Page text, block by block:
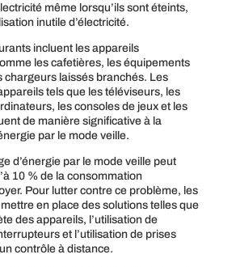
même lorsqu’ils sont éteints,
inutile d’électricité.
incluent les appareils
les cafetières, les équipements
chargeurs laissés branchés. Les
tels que les téléviseurs, les
les consoles de jeux et les
de manière significative à la
par le mode veille.
d’énergie par le mode veille peut
10 % de la consommation
Pour lutter contre ce problème, les
en place des solutions telles que
des appareils, l’utilisation de
et l’utilisation de prises
contrôle à distance.